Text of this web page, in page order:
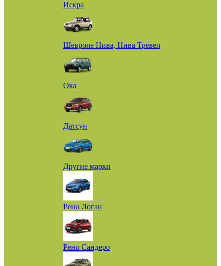
Искра
Шевроле Нива, Нива Тревел
Ока
Датсун
Другие марки
Рено Логан
Рено Сандеро